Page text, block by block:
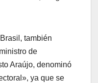
también
de
Araújo, denominó
ya que se